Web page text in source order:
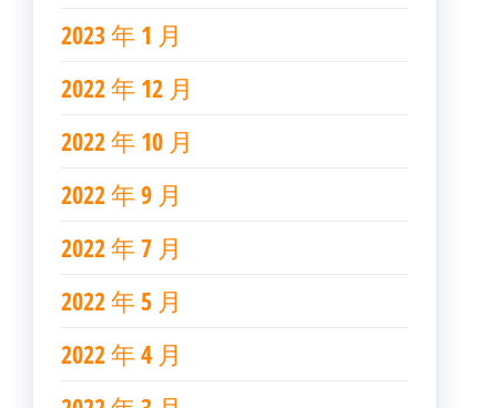
2023 年 1 月
2022 年 12 月
2022 年 10 月
2022 年 9 月
2022 年 7 月
2022 年 5 月
2022 年 4 月